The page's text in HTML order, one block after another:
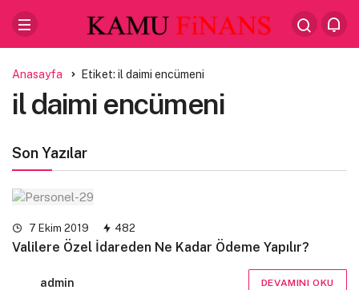
Anasayfa Etiket: il daimi encümeni
il daimi encümeni
Son Yazılar
7 Ekim 2019 482
Valilere Özel İdareden Ne Kadar Ödeme Yapılır?
admin DEVAMINI OKU